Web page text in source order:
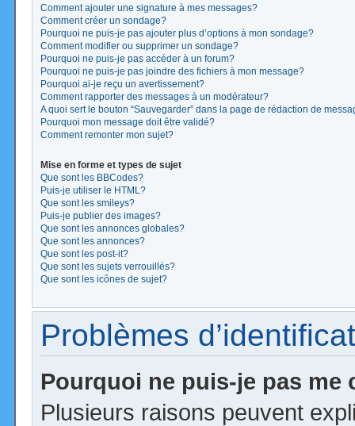
Comment ajouter une signature à mes messages?
Comment créer un sondage?
Pourquoi ne puis-je pas ajouter plus d’options à mon sondage?
Comment modifier ou supprimer un sondage?
Pourquoi ne puis-je pas accéder à un forum?
Pourquoi ne puis-je pas joindre des fichiers à mon message?
Pourquoi ai-je reçu un avertissement?
Comment rapporter des messages à un modérateur?
A quoi sert le bouton “Sauvegarder” dans la page de rédaction de
Pourquoi mon message doit être validé?
Comment remonter mon sujet?
Mise en forme et types de sujet
Que sont les BBCodes?
Puis-je utiliser le HTML?
Que sont les smileys?
Puis-je publier des images?
Que sont les annonces globales?
Que sont les annonces?
Que sont les post-it?
Que sont les sujets verrouillés?
Que sont les icônes de sujet?
Problèmes
Pourquoi ne puis-je pas me
Plusieurs raisons peuvent